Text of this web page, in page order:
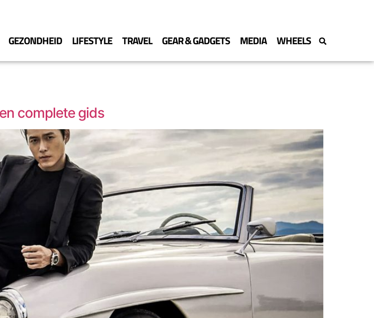
GEZONDHEID LIFESTYLE TRAVEL GEAR & GADGETS MEDIA WHEELS
complete gids